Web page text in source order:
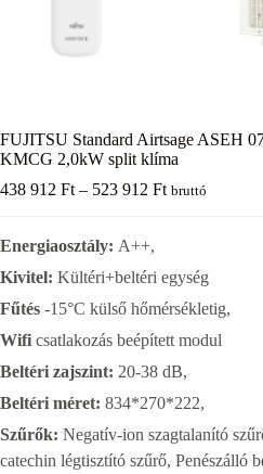
FUJITSU Standard Airtsage ASEH
KMCG 2,0kW split klíma
438 912 Ft – 523 912 FtÁrtartomány:
912 Ft
bruttó
Energiaosztály: A++,
Kivitel: Kültéri+beltéri egység
Fűtés -15°C külső hőmérsékletig,
Wifi csatlakozás beépített modul
Beltéri zajszint: 20-38 dB,
Beltéri méret: 834*270*222,
Szűrők: Negatív-ion szagtalanító
catechin légtisztító szűrő, Penészálló